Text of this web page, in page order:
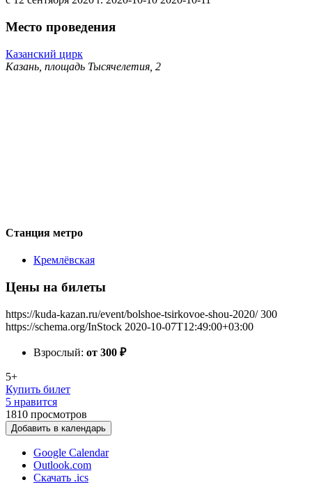
Место проведения
Казанский цирк
Казань, площадь Тысячелетия, 2
Станция метро
Кремлёвская
Цены на билеты
https://kuda-kazan.ru/event/bolshoe-tsirkovoe-shou-2020/ 300
https://schema.org/InStock 2020-10-07T12:49:00+03:00
Взрослый: от 300 ₽
5+
Купить билет
5 нравится
1810 просмотров
Добавить в календарь
Google Calendar
Outlook.com
Скачать .ics